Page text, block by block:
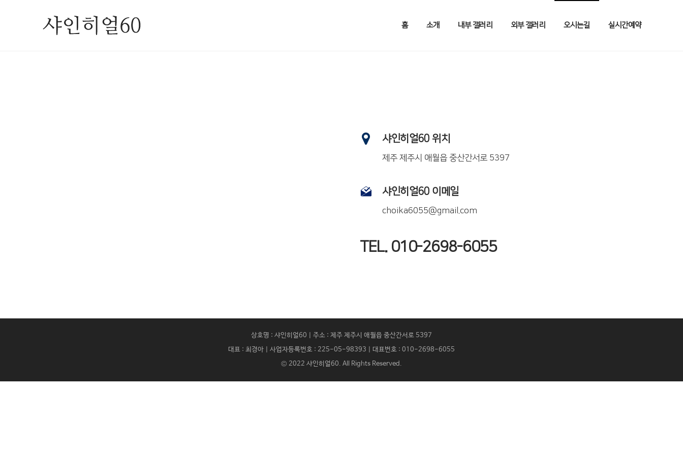
홈 소개 내부 갤러리 외부 갤러리 오시는길 실시간예약
샤인히얼60 위치
제주 제주시 애월읍 중산간서로 5397
샤인히얼60 이메일
choika6055@gmail.com
TEL. 010-2698-6055
상호명 : 샤인히얼60 | 주소 : 제주 제주시 애월읍 중산간서로 5397
대표 : 최경아 | 사업자등록번호 : 225-05-98393 | 대표번호 : 010-2698-6055
© 2022 샤인히얼60. All Rights Reserved.